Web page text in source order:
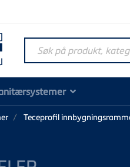
Søk på produkt,
Teceprofil